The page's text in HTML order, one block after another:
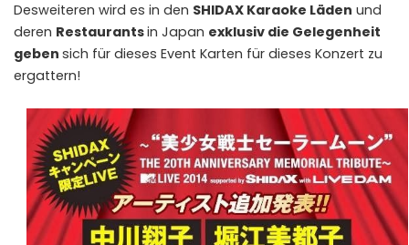
Desweiteren wird es in den SHIDAX Karaoke Läden und
deren Restaurantsin Japan exklusiv die Gelegenheit
geben sich für dieses Event Karten für dieses Konzert zu
ergattern!